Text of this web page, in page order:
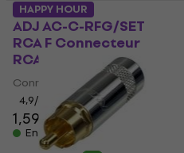
ADJ AC-C-RFG/SET
RCA F Connecteur
RCA
Connecteur RCA
4,9/5
1,59 €1,79 €
En stock
HAPPY HOUR